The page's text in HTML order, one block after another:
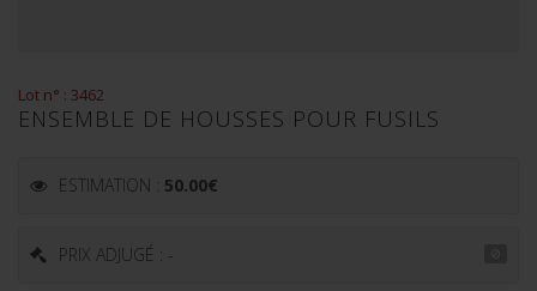
Lot n° : 3462
ENSEMBLE DE HOUSSES POUR FUSILS
ESTIMATION : 50.00€
PRIX ADJUGÉ : -